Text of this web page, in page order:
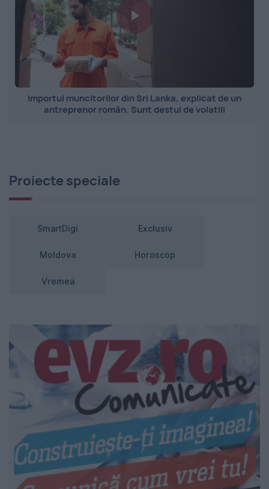
Importul muncitorilor din Sri Lanka, explicat de un
antreprenor român. Sunt destul de volatili
Proiecte speciale
SmartDigi Exclusiv
Moldova Horoscop
Vremea